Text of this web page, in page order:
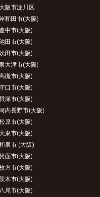
大阪市淀川区
岸和田市(大阪)
豊中市(大阪)
田市(大阪)
田市(大阪)
泉大津市(大阪)
槻市(大阪)
口市(大阪)
貝塚市(大阪)
内長野市(大阪)
原市(大阪)
大東市(大阪)
泉市 (大阪)
面市(大阪)
方市(大阪)
木市(大阪)
八尾市(大阪)